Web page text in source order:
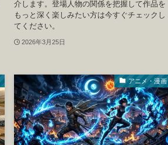
介します。登場人物の関係を把握して作品を
もっと深く楽しみたい方は今すぐチェックし
てください。
2026年3月25日
アニメ・漫画